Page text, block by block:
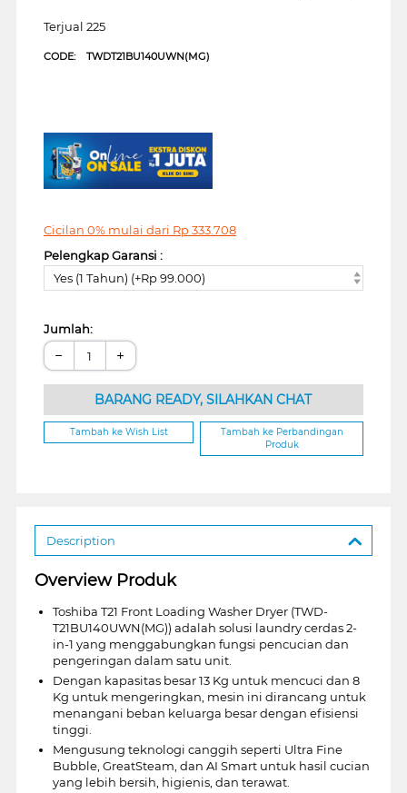
Terjual 225
CODE: TWDT21BU140UWN(MG)
Cicilan 0% mulai dari Rp333.708
Pelengkap Garansi :
Yes (1 Tahun) (+Rp 99.000)
Jumlah:
− +
BARANG READY, SILAHKAN CHAT
Tambah ke Wish List
Tambah ke Perbandingan
Produk
Description
Overview Produk
Toshiba T21 Front Loading Washer Dryer (TWD-
T21BU140UWN(MG)) adalah solusi laundry cerdas 2-
in-1 yang menggabungkan fungsi pencucian dan
pengeringan dalam satu unit.
Dengan kapasitas besar 13 Kg untuk mencuci dan 8
Kg untuk mengeringkan, mesin ini dirancang untuk
menangani beban keluarga besar dengan efisiensi
tinggi.
Mengusung teknologi canggih seperti Ultra Fine
Bubble, GreatSteam, dan AI Smart untuk hasil cucian
yang lebih bersih, higienis, dan terawat.